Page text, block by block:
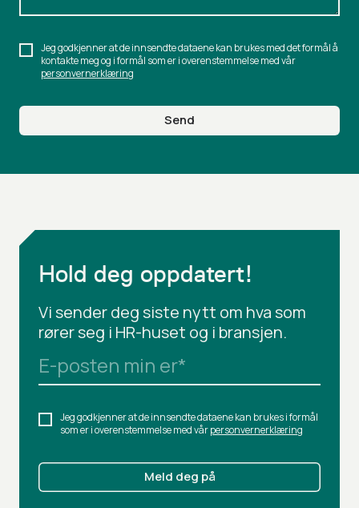
Jeg godkjenner at de innsendte dataene kan brukes med det formål å
kontakte meg og i formål som er i overenstemmelse med vår
personvernerklæring
Send
Hold deg oppdatert!
Vi sender deg siste nytt om hva som
rører seg i HR-huset og i bransjen.
E-posten min er*
Jeg godkjenner at de innsendte dataene kan brukes i formål
som er i overenstemmelse med vårpersonvernerklæring
Meld deg på